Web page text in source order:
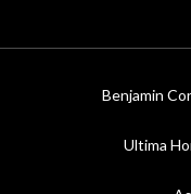
Benjamin
Ultima